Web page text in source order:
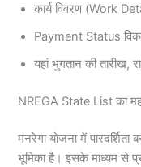
कार्य विवरण (Work
Payment Status
यहां भुगतान की तारीख,
NREGA State List का
मनरेगा योजना में
भूमिका है। इसके माध्यम से